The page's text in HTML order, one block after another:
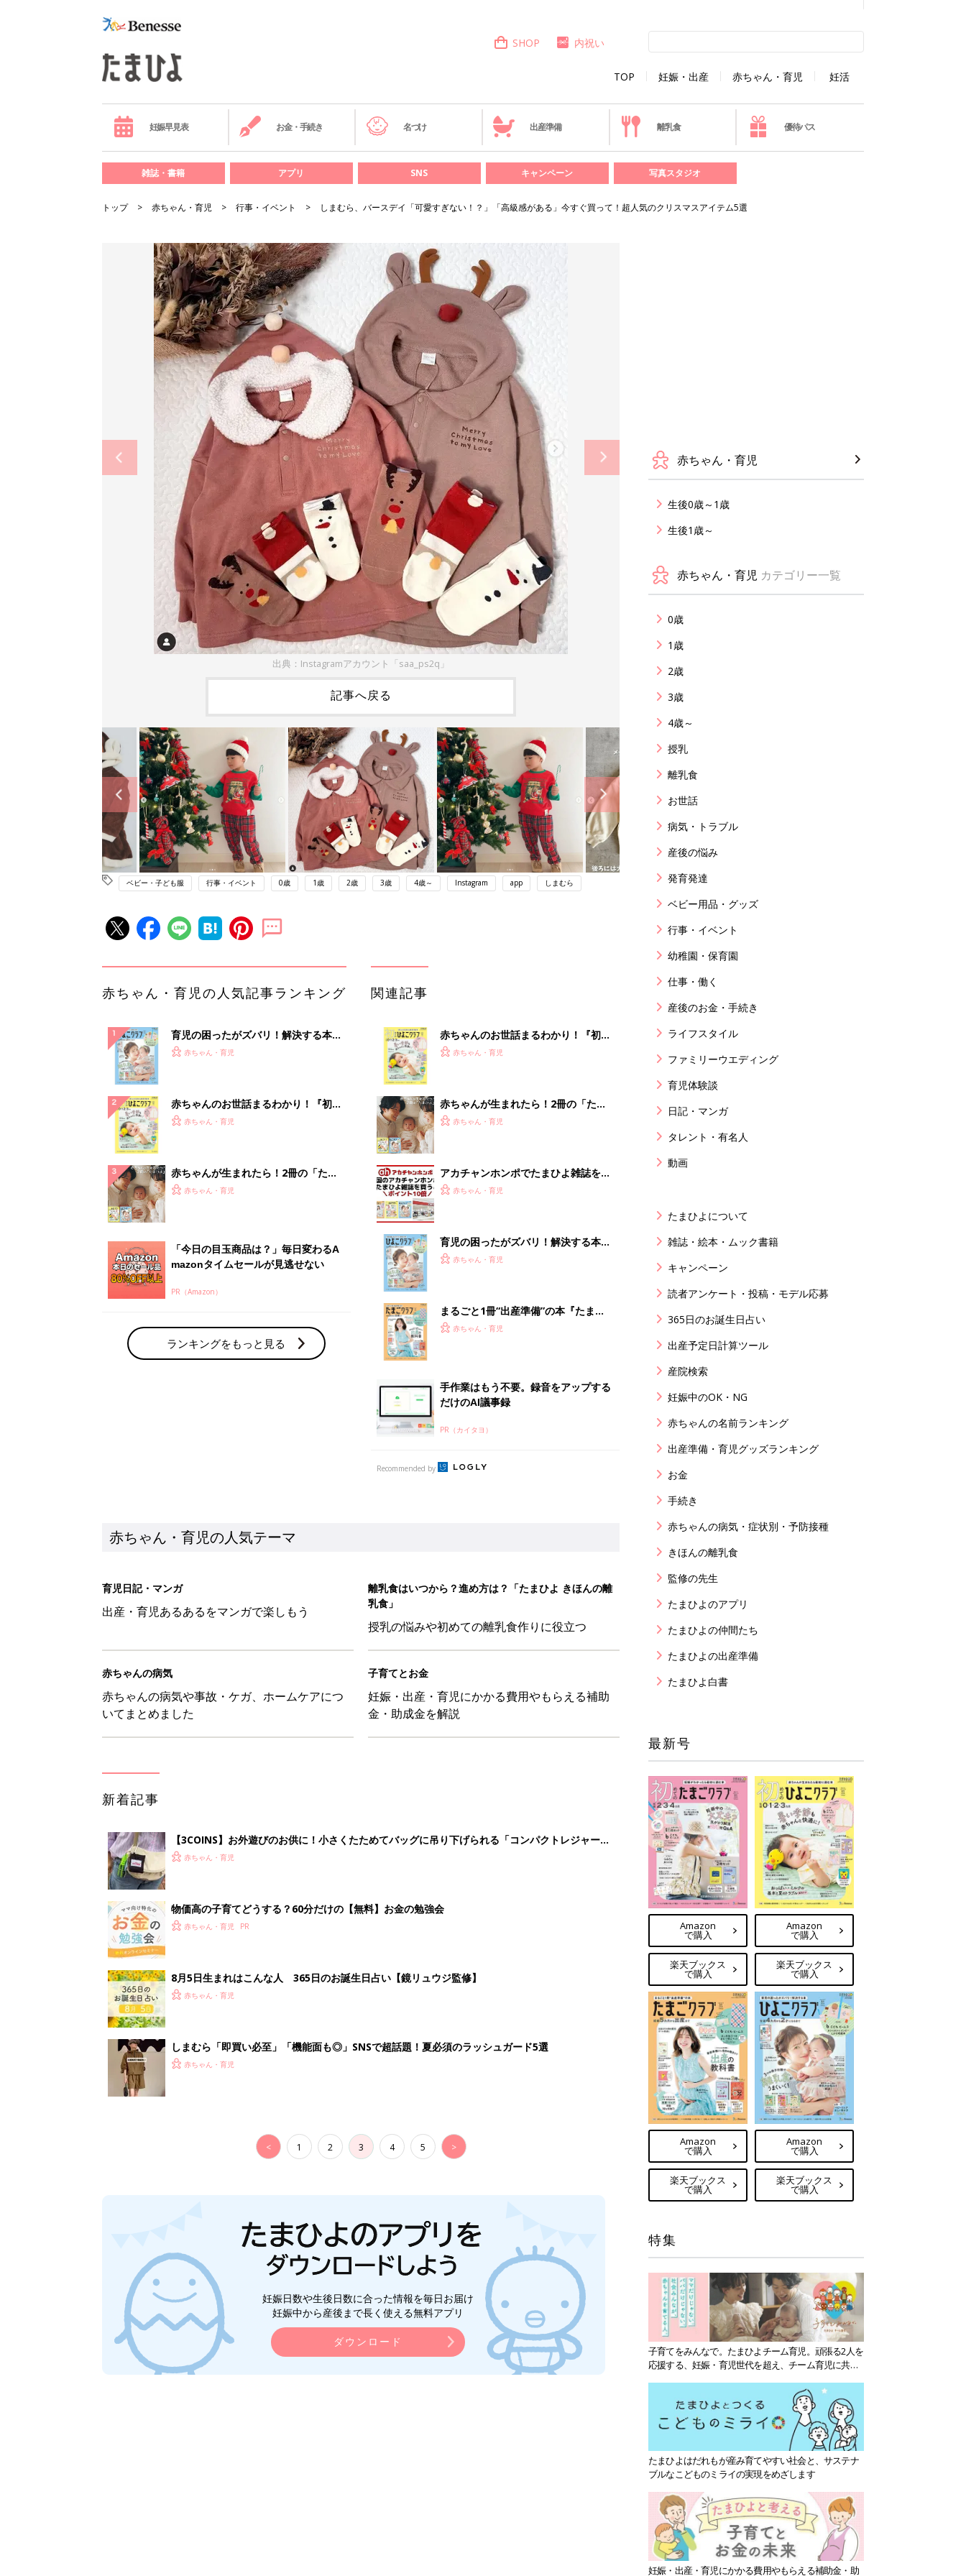
TOP 妊娠・出産 赤ちゃん・育児 妊活
SHOP 内祝い
妊娠早見表 お金・手続き 名づけ 出産準備 離乳食 優待パス
雑誌・書籍 アプリ SNS キャンペーン 写真スタジオ
トップ 赤ちゃん・育児 行事・イベント しまむら、バースデイ「可愛すぎない！？」「高級感がある」今すぐ買って！超人気のクリスマスアイテム5選
出典：Instagramアカウント「saa_ps2q」
記事へ戻る
ベビー・子ども服 行事・イベント 0歳 1歳 2歳 3歳 4歳～ Instagram app しまむら
赤ちゃん・育児の人気記事ランキング
育児の困ったがズバリ！解決する本
『ひよこクラブ 夏号』 4カ月～2才
赤ちゃん・育児
赤ちゃんのお世話まるわかり！『初め
てのひよこクラブ 夏号』〈巻頭大特
赤ちゃん・育児
赤ちゃんが生まれたら！2冊の「たま
ひよ」
赤ちゃん・育児
「今日の目玉商品は？」毎日変わるA
mazonタイムセールが見逃せない
PR（Amazon）
ランキングをもっと見る
関連記事
赤ちゃんのお世話まるわかり！『初め
てのひよこクラブ 夏号』〈巻頭大特
赤ちゃん・育児
赤ちゃんが生まれたら！2冊の「たま
ひよ」
赤ちゃん・育児
アカチャンホンポでたまひよ雑誌を買
うとポイント10倍【期間限定】
赤ちゃん・育児
育児の困ったがズバリ！解決する本
『ひよこクラブ 夏号』 4カ月～2才
赤ちゃん・育児
まるごと1冊“出産準備”の本『たまご
クラブ 夏号』〈スペシャル大特集〉
赤ちゃん・育児
手作業はもう不要。録音をアップする
だけのAI議事録
PR（カイタヨ）
Recommended by
赤ちゃん・育児の人気テーマ
育児日記・マンガ
出産・育児あるあるをマンガで楽しもう
離乳食はいつから？進め方は？「たまひよ きほんの離
乳食」
授乳の悩みや初めての離乳食作りに役立つ
赤ちゃんの病気
赤ちゃんの病気や事故・ケガ、ホームケアにつ
いてまとめました
子育てとお金
妊娠・出産・育児にかかる費用やもらえる補助
金・助成金を解説
新着記事
【3COINS】お外遊びのお供に！小さくたためてバッグに吊り下げられる「コンパクトレジャーシ
ート」
赤ちゃん・育児
物価高の子育てどうする？60分だけの【無料】お金の勉強会
赤ちゃん・育児
8月5日生まれはこんな人 365日のお誕生日占い【鏡リュウジ監修】
赤ちゃん・育児
しまむら「即買い必至」「機能面も◎」SNSで超話題！夏必須のラッシュガード5選
赤ちゃん・育児
< 1 2 3 4 5 >
妊娠日数や生後日数に合った情報を毎日お届け
妊娠中から産後まで長く使える無料アプリ
ダウンロード
赤ちゃん・育児
生後0歳～1歳
生後1歳～
赤ちゃん・育児 カテゴリー一覧
0歳
1歳
2歳
3歳
4歳～
授乳
離乳食
お世話
病気・トラブル
産後の悩み
発育発達
ベビー用品・グッズ
行事・イベント
幼稚園・保育園
仕事・働く
産後のお金・手続き
ライフスタイル
ファミリーウエディング
育児体験談
日記・マンガ
タレント・有名人
動画
たまひよについて
雑誌・絵本・ムック書籍
キャンペーン
読者アンケート・投稿・モデル応募
365日のお誕生日占い
出産予定日計算ツール
産院検索
妊娠中のOK・NG
赤ちゃんの名前ランキング
出産準備・育児グッズランキング
お金
手続き
赤ちゃんの病気・症状別・予防接種
きほんの離乳食
監修の先生
たまひよのアプリ
たまひよの仲間たち
たまひよの出産準備
たまひよ白書
最新号
Amazon
で購入
楽天ブックス
で購入
Amazon
で購入
楽天ブックス
で購入
Amazon
で購入
楽天ブックス
で購入
Amazon
で購入
楽天ブックス
で購入
特集
子育てをみんなで。たまひよチーム育児。頑張る2人を
応援する、妊娠・育児世代を超え、チーム育児に共感
たまひよはだれもが産み育てやすい社会と、サステナ
ブルなこどものミライの実現をめざします
妊娠・出産・育児にかかる費用やもらえる補助金・助